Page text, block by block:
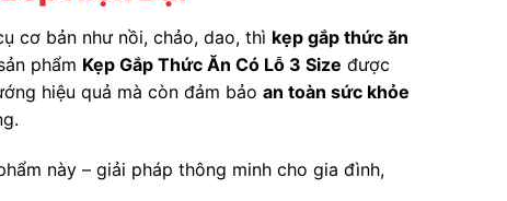
cơ bản như nồi, chảo, dao, thì kẹp gắp thức ăn
phẩm Kẹp Gắp Thức Ăn Có Lỗ 3 Size được
hiệu quả mà còn đảm bảoan toàn sức khỏe
này – giải pháp thông minh cho gia đình,